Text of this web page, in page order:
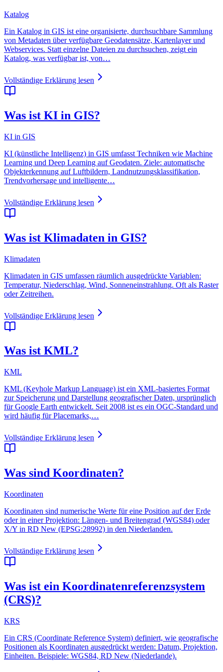
Katalog
Ein Katalog in GIS ist eine organisierte, durchsuchbare Sammlung
von Metadaten über verfügbare Geodatensätze, Kartenlayer und
Webservices. Statt einzelne Dateien zu durchsuchen, zeigt ein
Katalog, was verfügbar ist, von…
Vollständige Erklärung lesen
Was ist KI in GIS?
KI in GIS
KI (künstliche Intelligenz) in GIS umfasst Techniken wie Machine
Learning und Deep Learning auf Geodaten. Ziele: automatische
Objekterkennung auf Luftbildern, Landnutzungsklassifikation,
Trendvorhersage und intelligente…
Vollständige Erklärung lesen
Was ist Klimadaten in GIS?
Klimadaten
Klimadaten in GIS umfassen räumlich ausgedrückte Variablen:
Temperatur, Niederschlag, Wind, Sonneneinstrahlung. Oft als Raster
oder Zeitreihen.
Vollständige Erklärung lesen
Was ist KML?
KML
KML (Keyhole Markup Language) ist ein XML-basiertes Format
zur Speicherung und Darstellung geografischer Daten, ursprünglich
für Google Earth entwickelt. Seit 2008 ist es ein OGC-Standard und
wird häufig für Placemarks,…
Vollständige Erklärung lesen
Was sind Koordinaten?
Koordinaten
Koordinaten sind numerische Werte für eine Position auf der Erde
oder in einer Projektion: Längen- und Breitengrad (WGS84) oder
X/Y in RD New (EPSG:28992) in den Niederlanden.
Vollständige Erklärung lesen
Was ist ein Koordinatenreferenzsystem
(CRS)?
KRS
Ein CRS (Coordinate Reference System) definiert, wie geografische
Positionen als Koordinaten ausgedrückt werden: Datum, Projektion,
Einheiten. Beispiele: WGS84, RD New (Niederlande).